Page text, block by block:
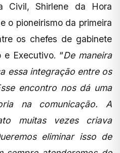
Civil, Shirlene da Hora
o pioneirismo da primeira
os chefes de gabinete
e Executivo. “De maneira
essa integração entre os
encontro nos dá uma
na comunicação. A
muitas vezes criava
eliminar isso de